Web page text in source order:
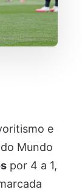
e
Mundo
por 4 a 1,